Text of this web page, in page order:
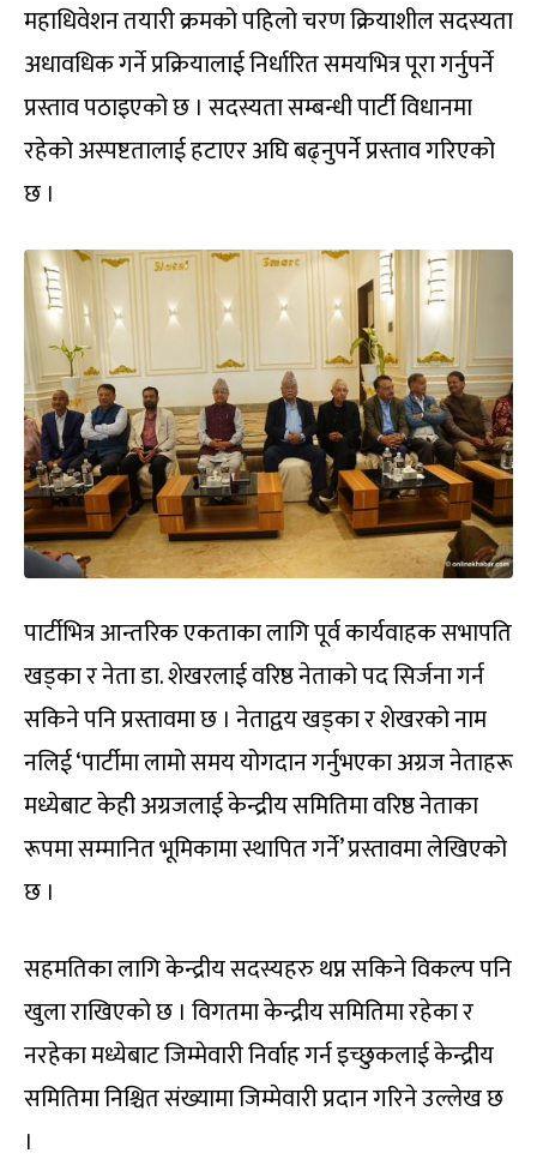
महाधिवेशन तयारी क्रमको पहिलो चरण क्रियाशील सदस्यता
अधावधिक गर्ने प्रक्रियालाई निर्धारित समयभित्र पूरा गर्नुपर्ने
प्रस्ताव पठाइएको छ । सदस्यता सम्बन्धी पार्टी विधानमा
रहेको अस्पष्टतालाई हटाएर अघि बढ्नुपर्ने प्रस्ताव गरिएको
छ ।
पार्टीभित्र आन्तरिक एकताका लागि पूर्व कार्यवाहक सभापति
खड्का र नेता डा. शेखरलाई वरिष्ठ नेताको पद सिर्जना गर्न
सकिने पनि प्रस्तावमा छ । नेताद्वय खड्का र शेखरको नाम
नलिई ‘पार्टीमा लामो समय योगदान गर्नुभएका अग्रज नेताहरू
मध्येबाट केही अग्रजलाई केन्द्रीय समितिमा वरिष्ठ नेताका
रूपमा सम्मानित भूमिकामा स्थापित गर्ने’ प्रस्तावमा लेखिएको
छ ।
सहमतिका लागि केन्द्रीय सदस्यहरु थप्न सकिने विकल्प पनि
खुला राखिएको छ । विगतमा केन्द्रीय समितिमा रहेका र
नरहेका मध्येबाट जिम्मेवारी निर्वाह गर्न इच्छुकलाई केन्द्रीय
समितिमा निश्चित संख्यामा जिम्मेवारी प्रदान गरिने उल्लेख छ
।